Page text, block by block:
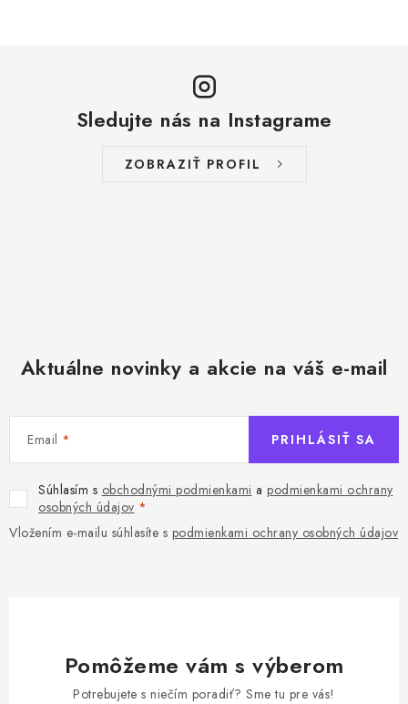
Sledujte nás na Instagrame
ZOBRAZIŤ PROFIL
Aktuálne novinky a akcie na váš e-mail
Email
Súhlasím s obchodnými podmienkami a podmienkami ochrany
osobných údajov
Vložením e-mailu súhlasíte s podmienkami ochrany osobných údajov
PRIHLÁSIŤ SA
Pomôžeme vám s výberom
Potrebujete s niečím poradiť? Sme tu pre vás!